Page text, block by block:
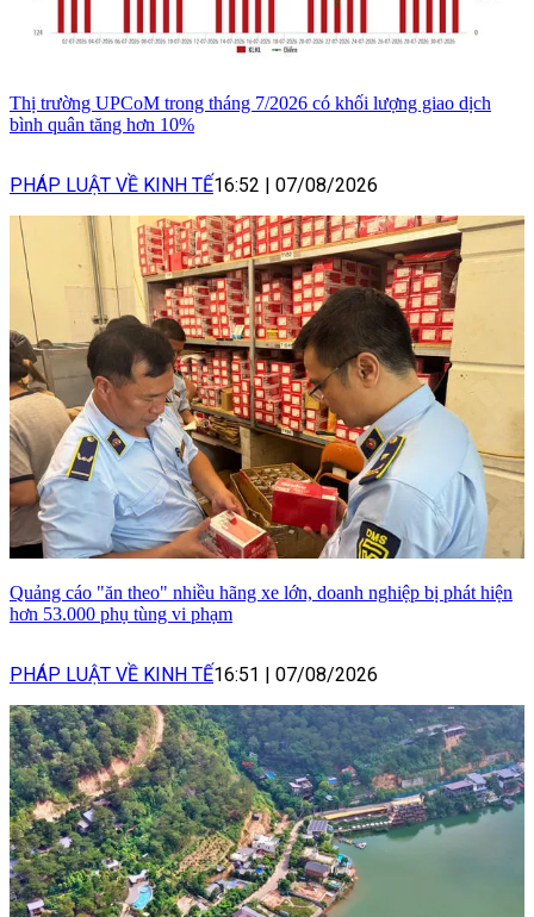
Thị trường UPCoM trong tháng 7/2026 có khối lượng giao dịch
bình quân tăng hơn 10%
PHÁP LUẬT VỀ KINH TẾ16:52 | 07/08/2026
Quảng cáo "ăn theo" nhiều hãng xe lớn, doanh nghiệp bị phát hiện
hơn 53.000 phụ tùng vi phạm
PHÁP LUẬT VỀ KINH TẾ16:51 | 07/08/2026